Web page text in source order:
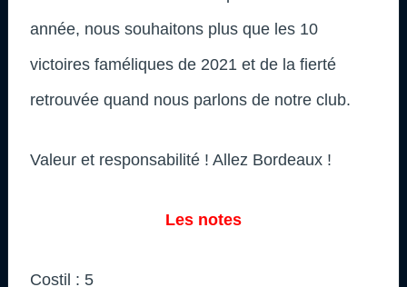
année, nous souhaitons plus que les 10
victoires faméliques de 2021 et de la fierté
retrouvée quand nous parlons de notre club.
Valeur et responsabilité ! Allez Bordeaux !
Les notes
Costil : 5